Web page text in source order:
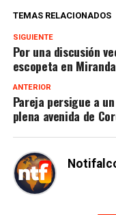
TEMAS RELACIONADOS
SIGUIENTE
Por una discusión
escopeta en Miranda
ANTERIOR
Pareja persigue a
plena avenida de